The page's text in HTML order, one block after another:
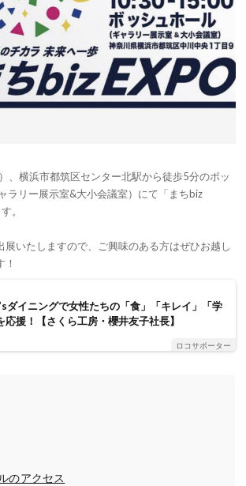
、横浜市都筑区センター北駅から徒歩5分のボッ
ラリー展示室&大小会議室）にて「まちbiz
。
展いたしますので、ご興味のある方はぜひお越し
ダイニングで女性たちの「食」「キレイ」「学
応援！【さくら工房・櫻井友子社長】
ロコサポーター
のアクセス